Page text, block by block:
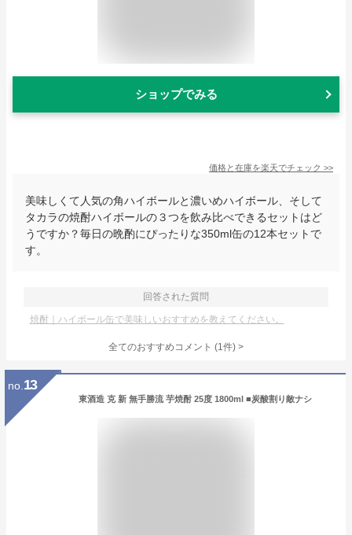
ショップでみる
価格と在庫を楽天でチェック >>
美味しくて人気の角ハイボールと濃いめハイボール、そして
タカラの焼酎ハイボールの３つを飲み比べできるセットはど
うですか？毎日の晩酌にぴったりな350ml缶の12本セットで
す。
回答された質問
焼酎｜ハイボール缶で美味しいおすすめを教えてください。
全てのおすすめコメント (1件) >
no. 13
東酒造 克 新 無手勝流 芋焼酎 25度 1800ml ■炭酸割り敵ナシ